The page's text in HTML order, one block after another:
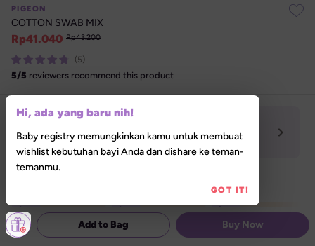
PIGEON
COTTON SWAB MIX
Rp41.040 Rp43.200
(5)
5/5 reviewers recommend this product
In-store Pickup Tersedia
Izinkan akses lokasi untuk menemukan Lilla
Breastfeeding Week Extra Voucher (70K) Breastfeeding Week Extra Voucher (500K) New Daily Treats 50K
Add to Bag Buy Now
Hi, ada yang baru nih!
Baby registry memungkinkan kamu untuk membuat
wishlist kebutuhan bayi Anda dan dishare ke teman-
temanmu.
GOT IT!